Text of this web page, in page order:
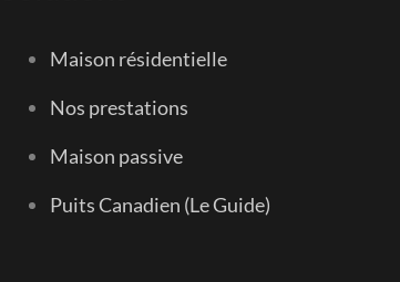
Maison résidentielle
Nos prestations
Maison passive
Puits Canadien (Le Guide)